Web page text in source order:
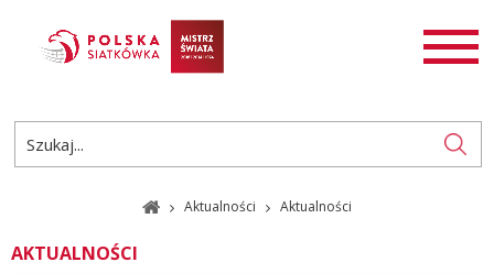
AKTUALNOŚCI
ROZGRYWKI
PL EN
Aktualności Aktualności
AKTUALNOŚCI